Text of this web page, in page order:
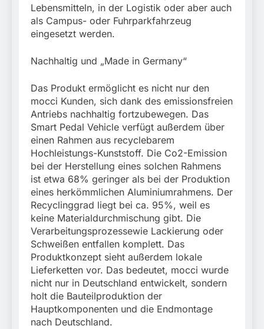
Lebensmitteln, in der Logistik oder aber auch
als Campus- oder Fuhrparkfahrzeug
eingesetzt werden.
Nachhaltig und „Made in Germany“
Das Produkt ermöglicht es nicht nur den
mocci Kunden, sich dank des emissionsfreien
Antriebs nachhaltig fortzubewegen. Das
Smart Pedal Vehicle verfügt außerdem über
einen Rahmen aus recyclebarem
Hochleistungs-Kunststoff. Die Co2-Emission
bei der Herstellung eines solchen Rahmens
ist etwa 68% geringer als bei der Produktion
eines herkömmlichen Aluminiumrahmens. Der
Recyclinggrad liegt bei ca. 95%, weil es
keine Materialdurchmischung gibt. Die
Verarbeitungsprozessewie Lackierung oder
Schweißen entfallen komplett. Das
Produktkonzept sieht außerdem lokale
Lieferketten vor. Das bedeutet, mocci wurde
nicht nur in Deutschland entwickelt, sondern
holt die Bauteilproduktion der
Hauptkomponenten und die Endmontage
nach Deutschland.